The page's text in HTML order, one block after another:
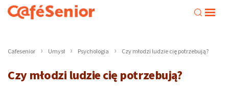
Cafesenior Umysł Psychologia Czy młodzi ludzie cię potrzebują?
Czy młodzi ludzie cię potrzebują?